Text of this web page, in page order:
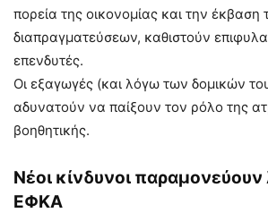
πορεία της οικονομίας και την έκβαση
διαπραγματεύσεων, καθιστούν
επενδυτές.
Οι εξαγωγές (και λόγω των δομικών
αδυνατούν να παίξουν τον ρόλο της
βοηθητικής.
Νέοι κίνδυνοι
ΕΦΚΑ